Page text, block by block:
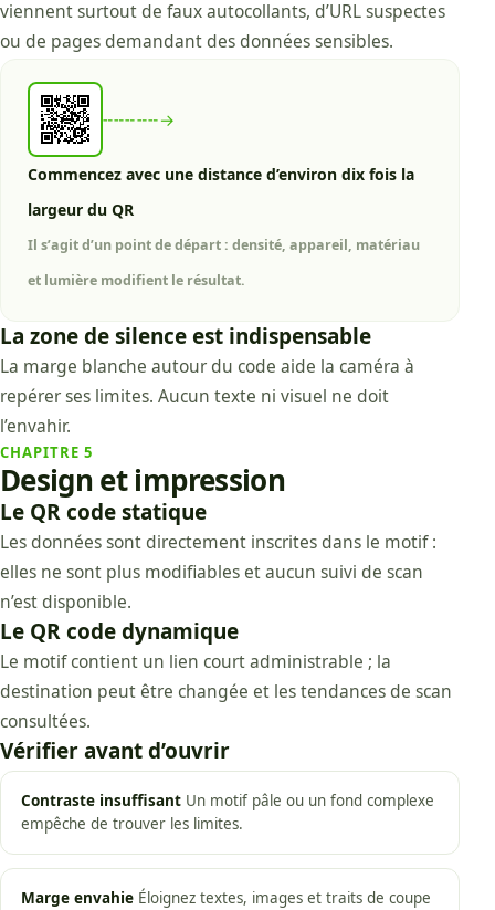
viennent surtout de faux autocollants, d’URL suspectes
ou de pages demandant des données sensibles.
╌╌╌╌╌→
Commencez avec une distance d’environ dix fois la
largeur du QR
Il s’agit d’un point de départ : densité, appareil, matériau
et lumière modifient le résultat.
La zone de silence est indispensable
La marge blanche autour du code aide la caméra à
repérer ses limites. Aucun texte ni visuel ne doit
l’envahir.
CHAPITRE 5
Design et impression
Le QR code statique
Les données sont directement inscrites dans le motif :
elles ne sont plus modifiables et aucun suivi de scan
n’est disponible.
Le QR code dynamique
Le motif contient un lien court administrable ; la
destination peut être changée et les tendances de scan
consultées.
Vérifier avant d’ouvrir
Contraste insuffisant Un motif pâle ou un fond complexe
empêche de trouver les limites.
Marge envahie Éloignez textes, images et traits de coupe